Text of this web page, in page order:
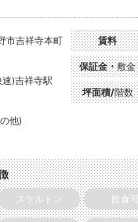
市吉祥寺本町
)吉祥寺駅
他)
賃料
保証金・敷金
坪面積/階数
スケルトン 飲食可